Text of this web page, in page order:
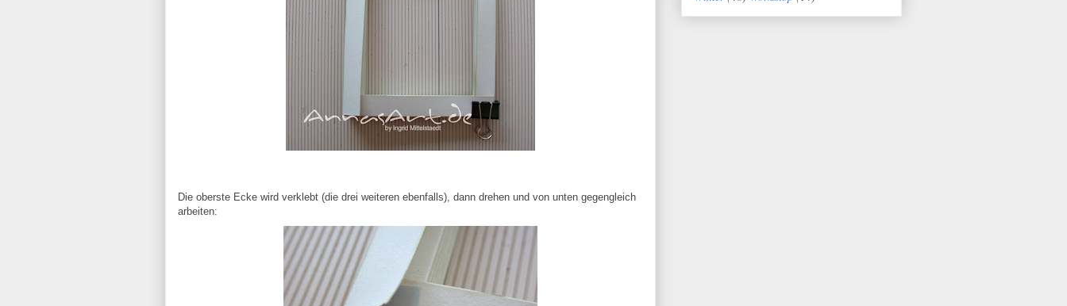
Die oberste Ecke wird verklebt (die drei weiteren ebenfalls), dann drehen und von unten gegengleich
arbeiten: